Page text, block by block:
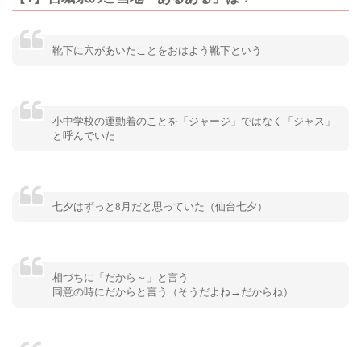
靴下に穴があいたことをおはよう靴下という
小中学校の運動着のことを「ジャージ」ではなく「ジャス」
と呼んでいた
七夕はずっと8月だと思っていた（仙台七夕）
相づちに「だから～」と言う
同意の時にだからと言う（そうだよね→だからね）